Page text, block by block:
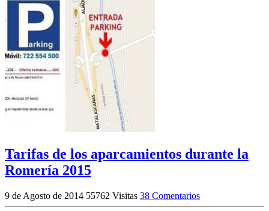
Tarifas de los aparcamientos durante la
Romería 2015
9 de Agosto de 2014 55762 Visitas 38 Comentarios